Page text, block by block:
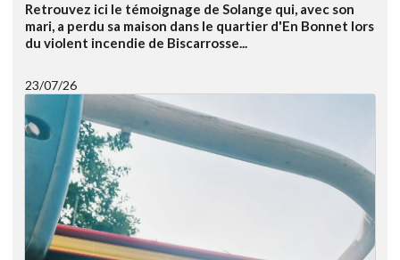
Retrouvez ici le témoignage de Solange qui, avec son
mari, a perdu sa maison dans le quartier d'En Bonnet lors
du violent incendie de Biscarrosse...
23/07/26